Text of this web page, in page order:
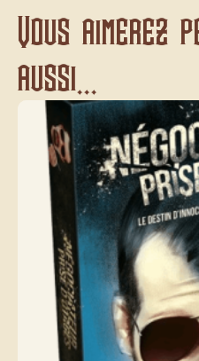
Vous aimerez
aussi...